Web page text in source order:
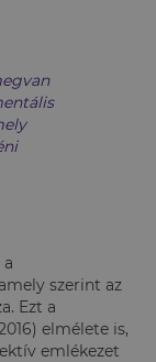
szerint az
Ezt a
elmélete is,
emlékezet